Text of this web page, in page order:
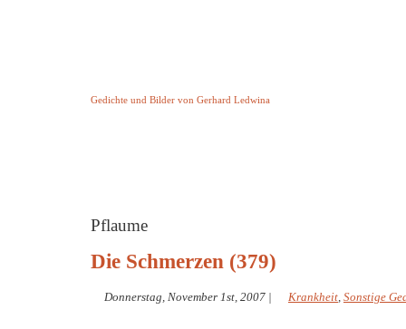
Gedichte und Bilder von Gerhard Ledwina
Pflaume
Die Schmerzen (379)
Donnerstag, November 1st, 2007 | Krankheit, Sonstige